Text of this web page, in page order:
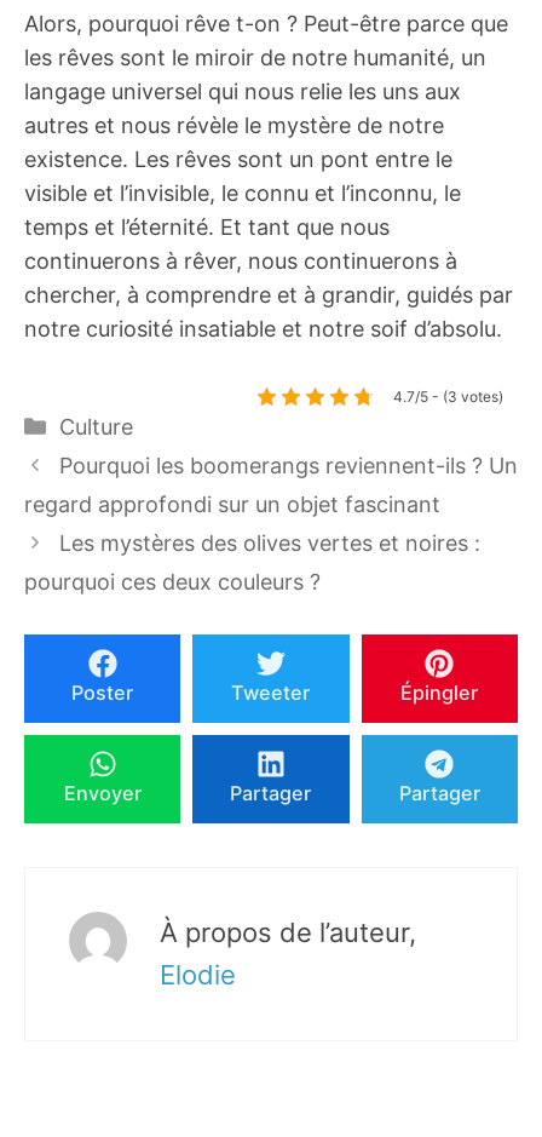
Alors, pourquoi rêve t-on ? Peut-être parce que
les rêves sont le miroir de notre humanité, un
langage universel qui nous relie les uns aux
autres et nous révèle le mystère de notre
existence. Les rêves sont un pont entre le
visible et l’invisible, le connu et l’inconnu, le
temps et l’éternité. Et tant que nous
continuerons à rêver, nous continuerons à
chercher, à comprendre et à grandir, guidés par
notre curiosité insatiable et notre soif d’absolu.
4.7/5 - (3 votes)
Catégories
Culture
Pourquoi les boomerangs reviennent-ils ? Un
regard approfondi sur un objet fascinant
Les mystères des olives vertes et noires :
pourquoi ces deux couleurs ?
Poster Tweeter Épingler
Envoyer Partager Partager
À propos de l’auteur,
Elodie